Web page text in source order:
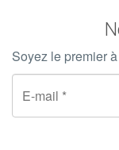
Soyez le premier